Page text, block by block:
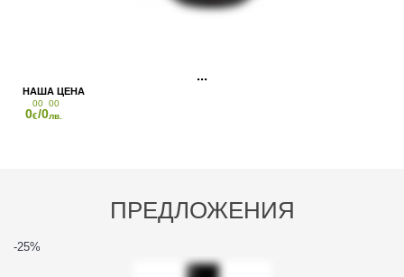
ПРЕДЛОЖЕНИЯ
-25%
0
00
€/0
00
лв.